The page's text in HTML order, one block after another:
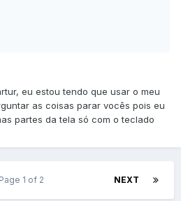
eu estou tendo que usar o meu
as coisas parar vocês pois eu
partes da tela só com o teclado
NEXT
Page 1 of 2